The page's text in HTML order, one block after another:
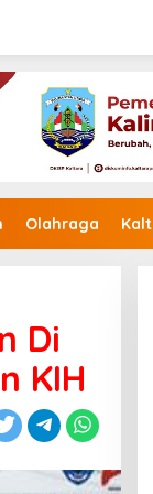
Olahraga
Di
KIH
B1-KWK